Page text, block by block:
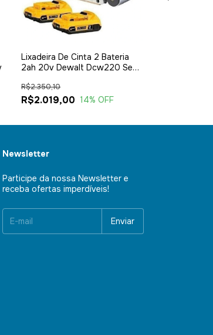
Lixadeira De Cinta 2 Bateria
2ah 20v Dewalt Dcw220 Sem
R$2.019,00
R$2.350,10
14% OFF
Newsletter
Participe da nossa Newsletter e
receba ofertas imperdíveis!